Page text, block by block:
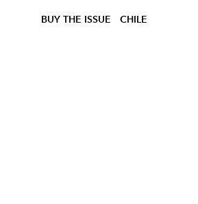
BUY THE ISSUE CHILE